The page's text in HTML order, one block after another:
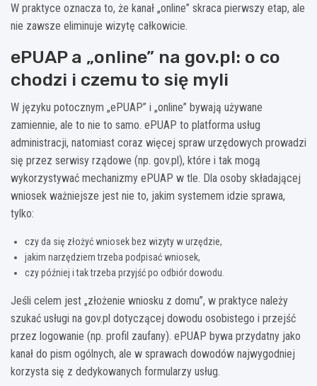
W praktyce oznacza to, że kanał „online” skraca pierwszy etap, ale
nie zawsze eliminuje wizytę całkowicie.
ePUAP a „online” na gov.pl: o co
chodzi i czemu to się myli
W języku potocznym „ePUAP” i „online” bywają używane
zamiennie, ale to nie to samo. ePUAP to platforma usług
administracji, natomiast coraz więcej spraw urzędowych prowadzi
się przez serwisy rządowe (np. gov.pl), które i tak mogą
wykorzystywać mechanizmy ePUAP w tle. Dla osoby składającej
wniosek ważniejsze jest nie to, jakim systemem idzie sprawa,
tylko:
czy da się złożyć wniosek bez wizyty w urzędzie,
jakim narzędziem trzeba podpisać wniosek,
czy później i tak trzeba przyjść po odbiór dowodu.
Jeśli celem jest „złożenie wniosku z domu”, w praktyce należy
szukać usługi na gov.pl dotyczącej dowodu osobistego i przejść
przez logowanie (np. profil zaufany). ePUAP bywa przydatny jako
kanał do pism ogólnych, ale w sprawach dowodów najwygodniej
korzysta się z dedykowanych formularzy usług.